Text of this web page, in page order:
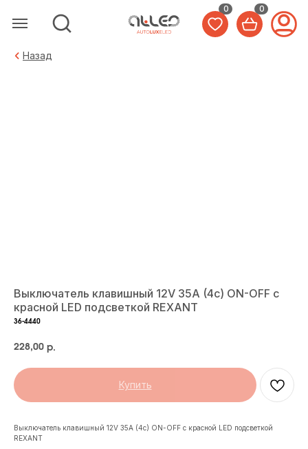
0 0
Назад
Выключатель клавишный 12V 35А (4с) ON-OFF с
красной LED подсветкой REXANT
36-4440
228,00 р.
Купить
Выключатель клавишный 12V 35А (4с) ON-OFF с красной LED подсветкой
REXANT